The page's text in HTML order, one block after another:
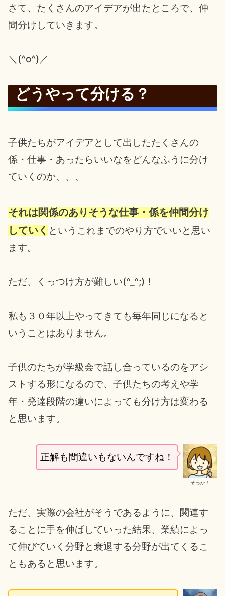
さて、たくさんのアイデアが出たところで、仲
間分けしていきます。
＼(^o^)／
どうやって分ける？
子供たちがアイデアとして出したたくさんの
係・仕事・あったらいいなをどんなふうに分け
ていくのか、、、
それは関係のありそうな仕事・係を仲間分け
していく というこれまでのやり方でいいと思い
ます。
ただ、くっつけ方が難しい(^_^;)！
私も３０年以上やってきても毎年同じになると
いうことはありません。
子供のたちが学級会で話し合っているのをアシ
ストする形になるので、子供たちの考えや学
年・発達段階の違いによっても分け方は変わる
と思います。
そっか！
正解も間違いもないんですね！
ただ、実際の会社がそうであるように、関連す
ることに手を伸ばしていった結果、業績によっ
て伸びていく分野と衰退する分野が出てくるこ
ともあると思います。